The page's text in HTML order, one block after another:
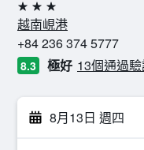
3星級
越南峴港
+84 236 374 5777
8.3 極好 13個通過
8月13日 週四